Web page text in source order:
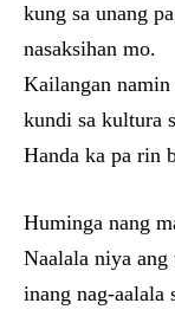
kung sa unang
nasaksihan mo.
Kailangan
kundi sa kultura
Handa ka pa rin
Huminga nang
Naalala niya
inang nag-aalala